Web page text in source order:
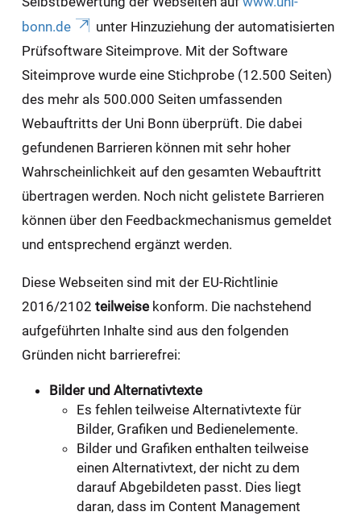
bonn.de
unter Hinzuziehung der automatisierten
Prüfsoftware Siteimprove. Mit der Software
Siteimprove wurde eine Stichprobe (12.500 Seiten)
des mehr als 500.000 Seiten umfassenden
Webauftritts der Uni Bonn überprüft. Die dabei
gefundenen Barrieren können mit sehr hoher
Wahrscheinlichkeit auf den gesamten Webauftritt
übertragen werden. Noch nicht gelistete Barrieren
können über den Feedbackmechanismus gemeldet
und entsprechend ergänzt werden.
Diese Webseiten sind mit der EU-Richtlinie
2016/2102 teilweisekonform. Die nachstehend
aufgeführten Inhalte sind aus den folgenden
Gründen nicht barrierefrei:
Bilder und Alternativtexte
Es fehlen teilweise Alternativtexte für
Bilder, Grafiken und Bedienelemente.
Bilder und Grafiken enthalten teilweise
einen Alternativtext, der nicht zu dem
darauf Abgebildeten passt. Dies liegt
daran, dass im Content Management